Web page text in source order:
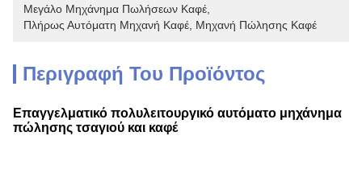
Μεγάλο Μηχάνημα Πωλήσεων Καφέ
Πλήρως Αυτόματη Μηχανή Καφέ Μηχανή Πώλησης Καφέ
Περιγραφή Του Προϊόντος
Επαγγελματικό πολυλειτουργικό αυτόματο μηχάνημα
πώλησης τσαγιού και καφέ